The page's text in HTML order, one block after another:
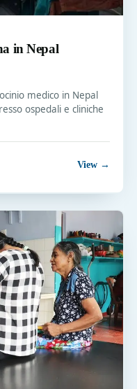
in Nepal
medico in Nepal
ospedali e cliniche
View →